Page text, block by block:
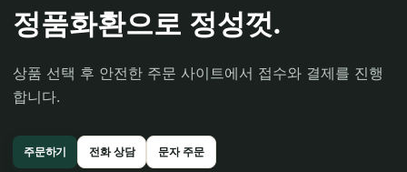
정품화환으로 정성껏.
상품 선택 후 안전한 주문 사이트에서 접수와 결제를 진행
합니다.
주문하기 전화 상담 문자 주문